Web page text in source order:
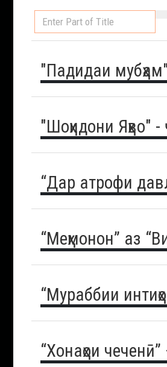
Part
"Падидаи
"Шоҳидони Яҳво"
“Дар атрофи
“Меҳмонон” аз
“Мураббии
“Хонаҳои